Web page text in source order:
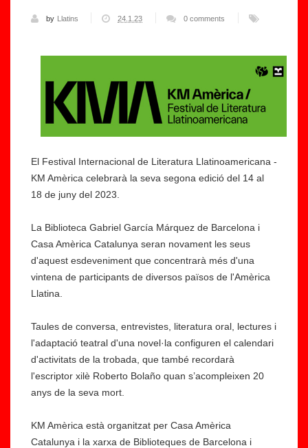
by Llatins 24.1.23 0 comments
El Festival Internacional de Literatura Llatinoamericana -
KM Amèrica celebrarà la seva segona edició del 14 al
18 de juny del 2023.
La Biblioteca Gabriel García Márquez de Barcelona i
Casa Amèrica Catalunya seran novament les seus
d'aquest esdeveniment que concentrarà més d'una
vintena de participants de diversos països de l'Amèrica
Llatina.
Taules de conversa, entrevistes, literatura oral, lectures i
l'adaptació teatral d'una novel·la configuren el calendari
d'activitats de la trobada, que també recordarà
l'escriptor xilè Roberto Bolaño quan s’acompleixen 20
anys de la seva mort.
KM Amèrica està organitzat per Casa Amèrica
Catalunya i la xarxa de Biblioteques de Barcelona i